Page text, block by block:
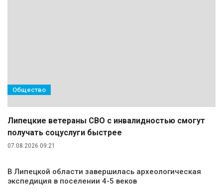
Общество
Липецкие ветераны СВО с инвалидностью смогут
получать соцуслуги быстрее
07.08.2026 09:21
В Липецкой области завершилась археологическая
экспедиция в поселении 4-5 веков